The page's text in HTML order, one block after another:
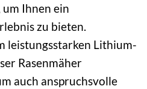
Ihnen ein
zu bieten.
leistungsstarken Lithium-
Rasenmäher
auch anspruchsvolle